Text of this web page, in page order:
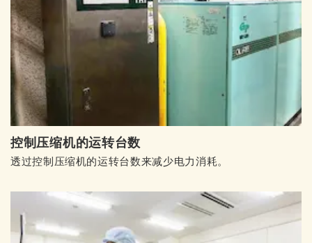
控制压缩机的运转台数
透过控制压缩机的运转台数来减少电力消耗。